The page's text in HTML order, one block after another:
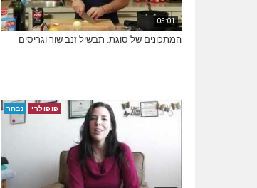
05:01
המתכונים של סוגת: תבשיל זנב שור וגריסים
פופולרי נבחר